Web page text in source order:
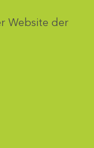
Website der